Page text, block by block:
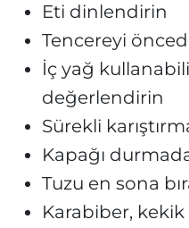
Eti dinlendirin
Tencereyi
İç yağ
değerlendirin
Sürekli
Kapağı
Tuzu en sona
Karabiber,